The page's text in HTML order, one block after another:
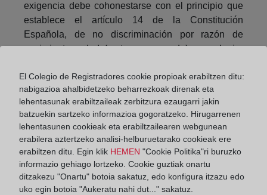
exigencia debe cohonestarse con el principio que
establece el artículo 14 de la Constitución
Española, de no discriminación por razón de
nacimiento, edad (corta o avanzada) o cualquier
Por este motivo -señala la DGRN), si bien la
apreciación de la integración en España puede
como regla general basarse en la superación de
unas pruebas de conocimiento del idioma español
y de la Constitución, cultura y sociedad españolas,
ese sistema de acreditación de la misma no puede
ser idéntico para todas las personas sin excepción
alguna, por cuanto dejaría fuera del acceso a la
El Colegio de Registradores cookie propioak erabiltzen ditu:
nabigazioa ahalbidetzeko beharrezkoak direnak eta
lehentasunak erabiltzaileak zerbitzura ezaugarri jakin
batzuekin sartzeko informazioa gogoratzeko. Hirugarrenen
lehentasunen cookieak eta erabiltzailearen webgunean
erabilera aztertzeko analisi-helburuetarako cookieak ere
erabiltzen ditu. Egin klik HEMEN "Cookie Politika"ri buruzko
informazio gehiago lortzeko. Cookie guztiak onartu
ditzakezu "Onartu" botoia sakatuz, edo konfigura itzazu edo
uko egin botoia "Aukeratu nahi dut..." sakatuz.